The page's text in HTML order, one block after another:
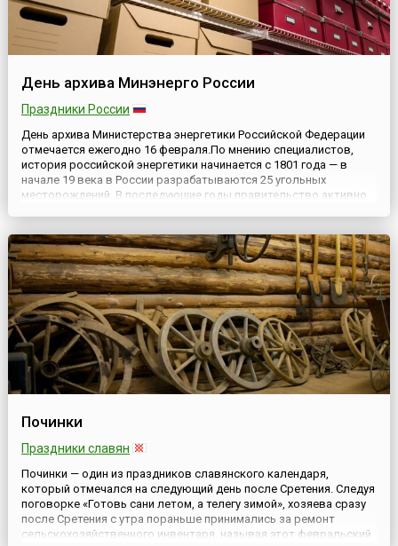
День архива Минэнерго России
Праздники России
День архива Министерства энергетики Российской Федерации
отмечается ежегодно 16 февраля.По мнению специалистов,
история российской энергетики начинается с 1801 года — в
начале 19 века в России разрабатываются 25 угольных
месторождений. В последующие годы правительство активно
Российской имп...
Починки
Праздники славян
Починки — один из праздников славянского календаря,
который отмечался на следующий день после Сретения. Следуя
поговорке «Готовь сани летом, а телегу зимой», хозяева сразу
после Сретения с утра пораньше принимались за ремонт
сельскохозяйственного инвентаря, называя этот февральский